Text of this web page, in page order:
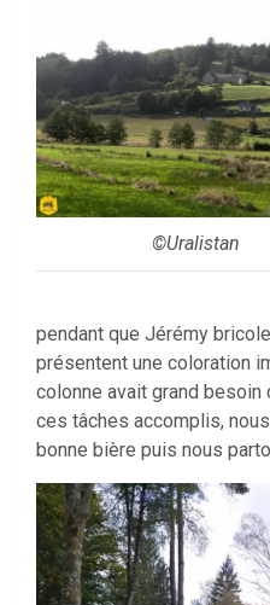
©Uralistan
pendant que Jérémy
présentent une coloration
colonne avait grand besoin
ces tâches accomplis,
bonne bière puis nous